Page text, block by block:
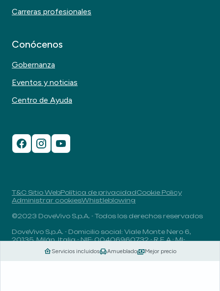
Servicios incluidos Amueblado Mejor precio
Carreras profesionales
Conócenos
Gobernanza
Eventos y noticias
Centro de Ayuda
T&C Sitio WebPolítica de privacidadCookie Policy
Administrar cookiesWhistleblowing
©2023 DoveVivo S.p.A. - Todos los derechos reservados
DoveVivo S.p.A. - Domicilio social: Viale Monte Nero 6,
20135, Milán, Italia - NIF: 00406960732 - R.E.A.: MI-
1838078 - Capital social: 1.829.649,81 euros totalmente
desembolsado